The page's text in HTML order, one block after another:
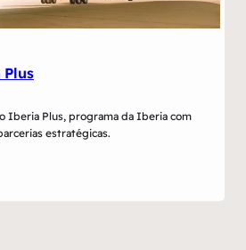
Iberia Plus, programa da Iberia com
estratégicas.